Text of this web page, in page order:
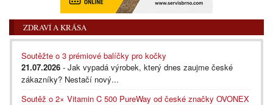
ZDRAVÍ A KRÁSA
Soutěžte o 3 prémiové balíčky pro kočky
21.07.2026 - Jak vypadá výrobek, který dnes zaujme české
zákazníky? Nestačí nový...
Soutěž o 2× Vitamin C 500 PureWay od české značky OVONEX